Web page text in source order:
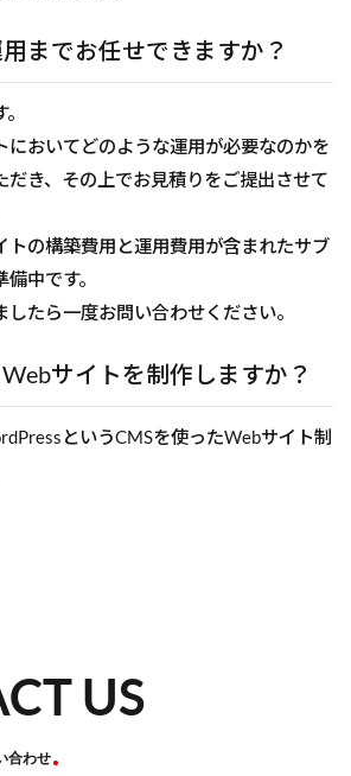
までお任せできますか？
においてどのような運用が必要なのかを
だき、その上でお見積りをご提出させて
トの構築費用と運用費用が含まれたサブ
中です。
したら一度お問い合わせください。
サイトを制作しますか？
というCMSを使ったWebサイト制
US
合わせ